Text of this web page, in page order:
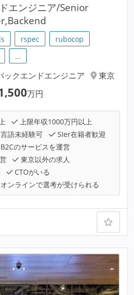
エンジニア/Senior
rspec
rubocop
…
ックエンドエンジニア
東京
万円
上限年収1000万円以上
言語未経験可
SIer在籍者歓迎
B2Cのサービスを運営
東京以外の求人
CTOがいる
オンラインで選考が受けられる